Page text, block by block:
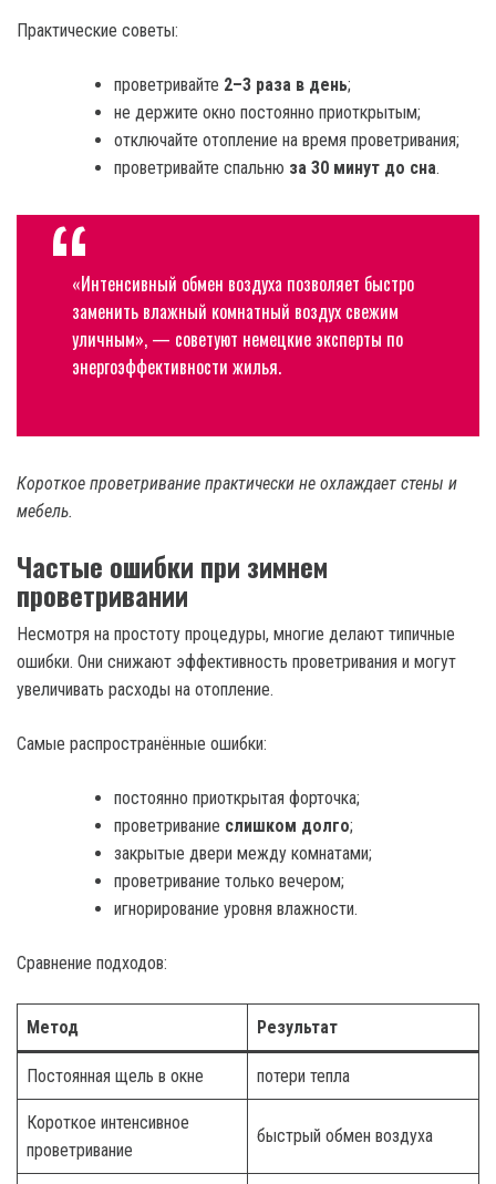
Практические советы:
проветривайте 2–3 раза в день;
не держите окно постоянно приоткрытым;
отключайте отопление на время проветривания;
проветривайте спальню за 30 минут до сна.
«Интенсивный обмен воздуха позволяет быстро
заменить влажный комнатный воздух свежим
уличным», — советуют немецкие эксперты по
энергоэффективности жилья.
Короткое проветривание практически не охлаждает стены и
мебель.
Частые ошибки при зимнем
проветривании
Несмотря на простоту процедуры, многие делают типичные
ошибки. Они снижают эффективность проветривания и могут
увеличивать расходы на отопление.
Самые распространённые ошибки:
постоянно приоткрытая форточка;
проветривание слишком долго;
закрытые двери между комнатами;
проветривание только вечером;
игнорирование уровня влажности.
Сравнение подходов:
Метод Результат
Постоянная щель в окне потери тепла
Короткое интенсивное
проветривание
быстрый обмен воздуха